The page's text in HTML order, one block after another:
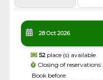
28 Oct 2026
52 place (s) available
Closing of reservations:
Book before: